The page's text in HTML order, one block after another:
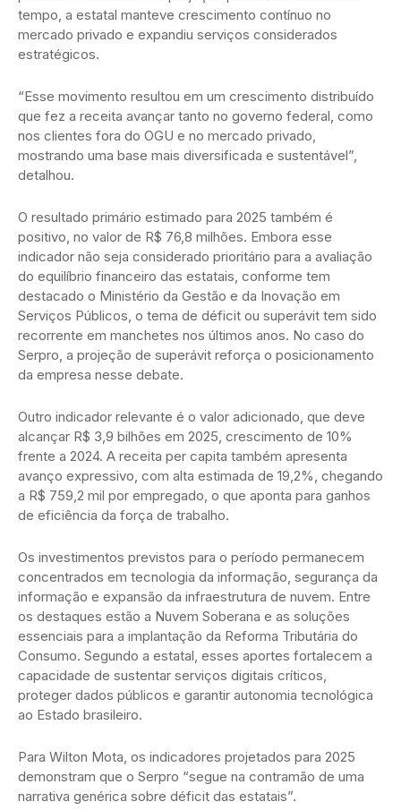
tempo, a estatal manteve crescimento contínuo no
mercado privado e expandiu serviços considerados
estratégicos.
“Esse movimento resultou em um crescimento distribuído
que fez a receita avançar tanto no governo federal, como
nos clientes fora do OGU e no mercado privado,
mostrando uma base mais diversificada e sustentável”,
detalhou.
O resultado primário estimado para 2025 também é
positivo, no valor de R$ 76,8 milhões. Embora esse
indicador não seja considerado prioritário para a avaliação
do equilíbrio financeiro das estatais, conforme tem
destacado o Ministério da Gestão e da Inovação em
Serviços Públicos, o tema de déficit ou superávit tem sido
recorrente em manchetes nos últimos anos. No caso do
Serpro, a projeção de superávit reforça o posicionamento
da empresa nesse debate.
Outro indicador relevante é o valor adicionado, que deve
alcançar R$ 3,9 bilhões em 2025, crescimento de 10%
frente a 2024. A receita per capita também apresenta
avanço expressivo, com alta estimada de 19,2%, chegando
a R$ 759,2 mil por empregado, o que aponta para ganhos
de eficiência da força de trabalho.
Os investimentos previstos para o período permanecem
concentrados em tecnologia da informação, segurança da
informação e expansão da infraestrutura de nuvem. Entre
os destaques estão a Nuvem Soberana e as soluções
essenciais para a implantação da Reforma Tributária do
Consumo. Segundo a estatal, esses aportes fortalecem a
capacidade de sustentar serviços digitais críticos,
proteger dados públicos e garantir autonomia tecnológica
ao Estado brasileiro.
Para Wilton Mota, os indicadores projetados para 2025
demonstram que o Serpro “segue na contramão de uma
narrativa genérica sobre déficit das estatais”.